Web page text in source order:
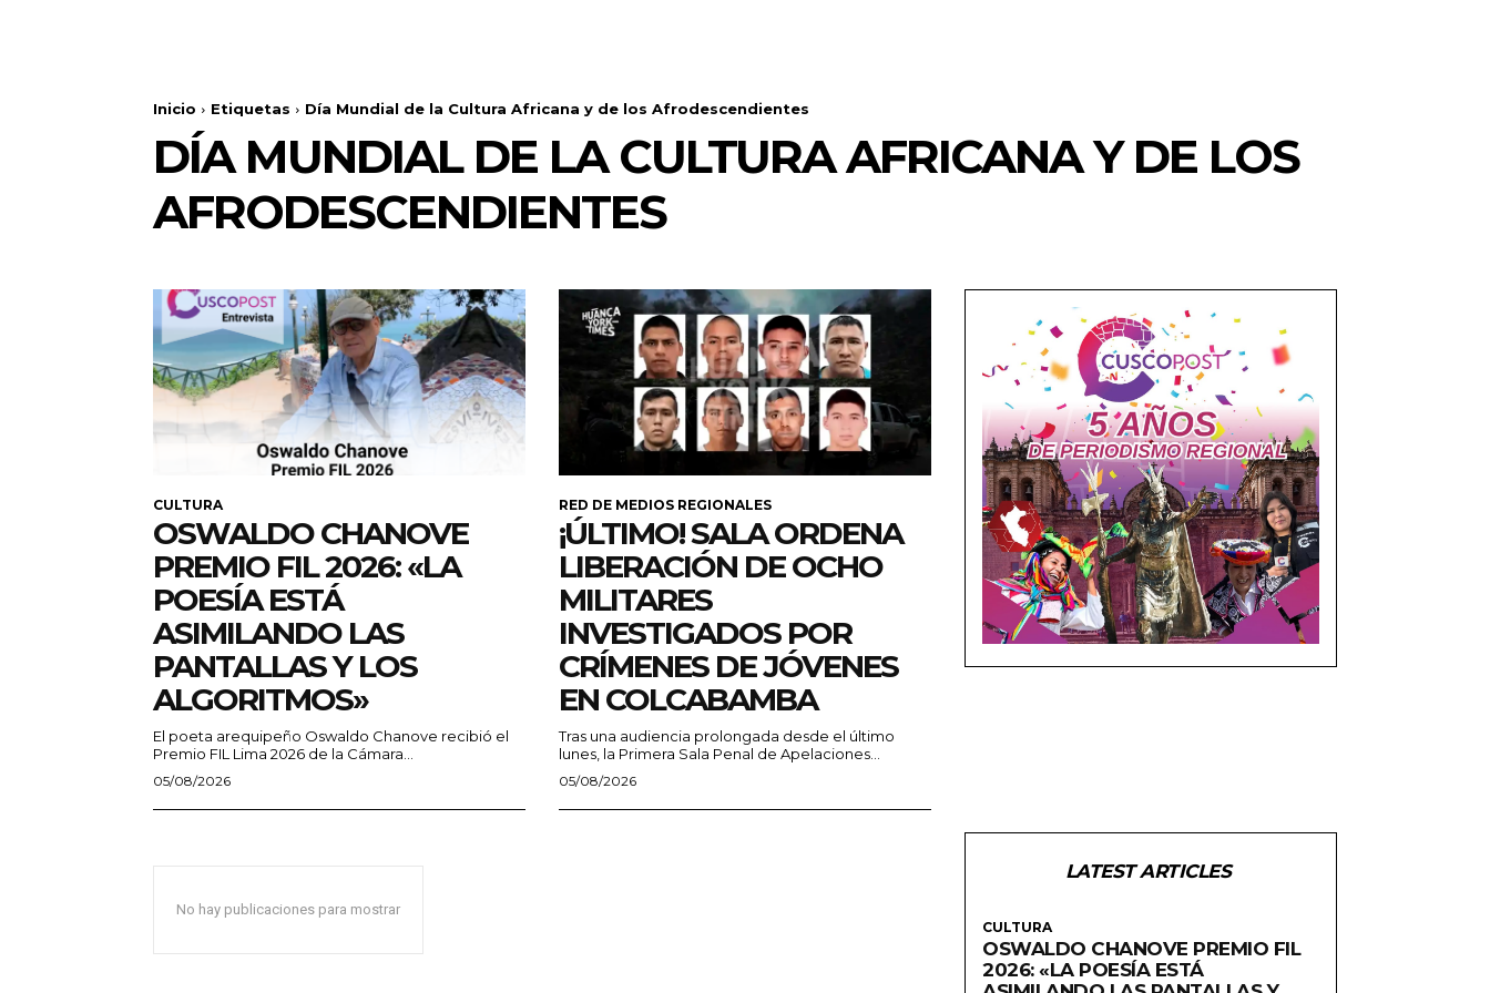
Inicio Etiquetas Día Mundial de la Cultura Africana y de los Afrodescendientes
DÍA MUNDIAL DE LA CULTURA AFRICANA Y DE LOS
AFRODESCENDIENTES
CULTURA
OSWALDO CHANOVE
PREMIO FIL 2026: «LA
POESÍA ESTÁ
ASIMILANDO LAS
PANTALLAS Y LOS
ALGORITMOS»
El poeta arequipeño Oswaldo Chanove recibió el
Premio FIL Lima 2026 de la Cámara...
05/08/2026
RED DE MEDIOS REGIONALES
¡ÚLTIMO! SALA ORDENA
LIBERACIÓN DE OCHO
MILITARES
INVESTIGADOS POR
CRÍMENES DE JÓVENES
EN COLCABAMBA
Tras una audiencia prolongada desde el último
lunes, la Primera Sala Penal de Apelaciones...
05/08/2026
No hay publicaciones para mostrar
LATEST ARTICLES
CULTURA
OSWALDO CHANOVE PREMIO FIL
2026: «LA POESÍA ESTÁ